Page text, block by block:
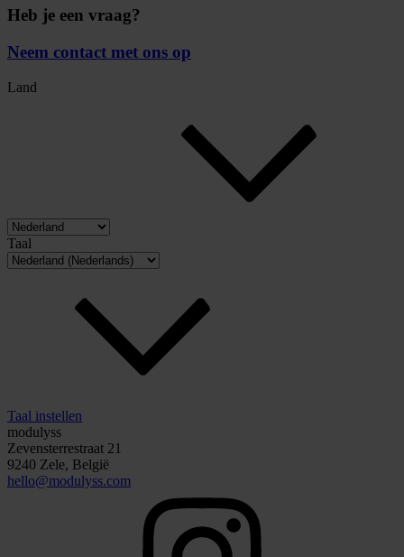
Heb je een vraag?
Neem contact met ons op
Land
Taal
Taal instellen
modulyss
Zevensterrestraat 21
9240 Zele, België
hello@modulyss.com